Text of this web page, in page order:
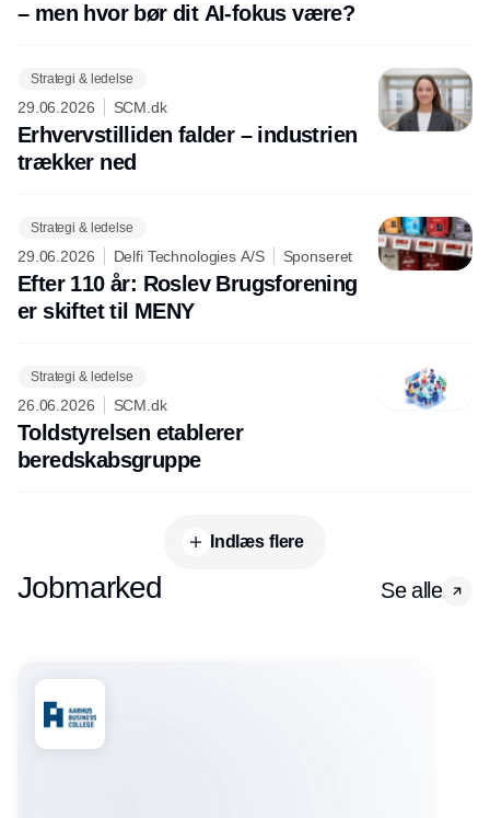
– men hvor bør dit AI-fokus være?
Strategi & ledelse
29.06.2026 SCM.dk
Erhvervstilliden falder – industrien
trækker ned
Strategi & ledelse
29.06.2026 Delfi Technologies A/S Sponseret
Efter 110 år: Roslev Brugsforening
er skiftet til MENY
Strategi & ledelse
26.06.2026 SCM.dk
Toldstyrelsen etablerer
beredskabsgruppe
Indlæs flere
Jobmarked Se alle